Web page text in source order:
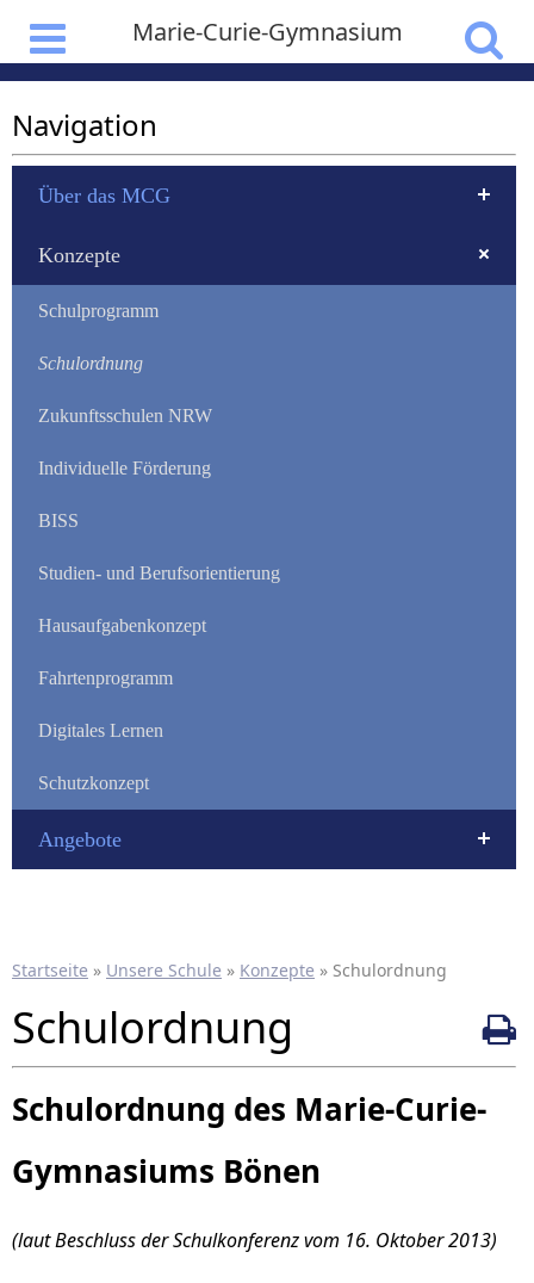
Marie-Curie-Gymnasium
Navigation
Über das MCG
Konzepte
Schulprogramm
Schulordnung
Zukunftsschulen NRW
Individuelle Förderung
BISS
Studien- und Berufsorientierung
Hausaufgabenkonzept
Fahrtenprogramm
Digitales Lernen
Schutzkonzept
Angebote
Startseite » Unsere Schule » Konzepte » Schulordnung
Schulordnung
Schulordnung des Marie-Curie-
Gymnasiums Bönen
(laut Beschluss der Schulkonferenz vom 16. Oktober 2013)